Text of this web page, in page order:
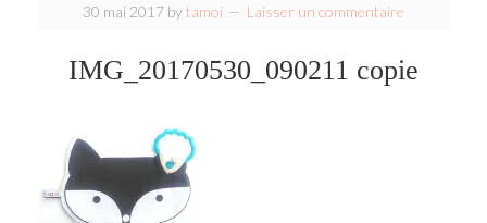
30 mai 2017 bytamoi Laisser un commentaire
IMG_20170530_090211 copie